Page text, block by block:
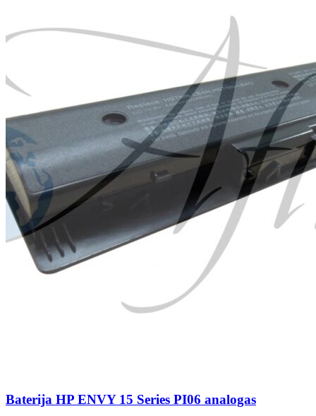
Baterija HP ENVY 15 Series PI06 analogas